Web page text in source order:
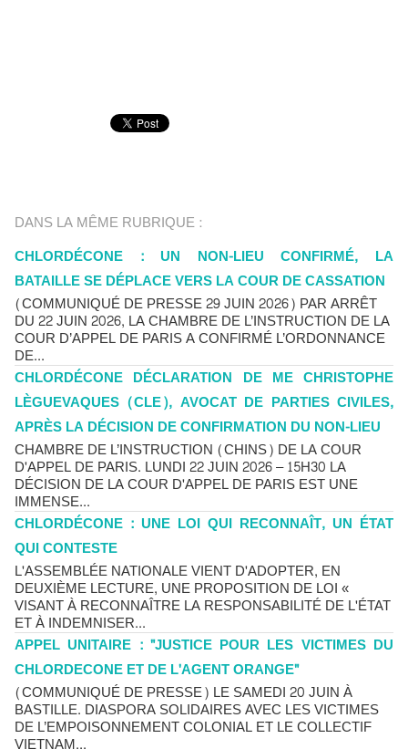
DANS LA MÊME RUBRIQUE :
CHLORDÉCONE : UN NON-LIEU CONFIRMÉ, LA
BATAILLE SE DÉPLACE VERS LA COUR DE CASSATION
(COMMUNIQUÉ DE PRESSE 29 JUIN 2026) PAR ARRÊT
DU 22 JUIN 2026, LA CHAMBRE DE L’INSTRUCTION DE LA
COUR D’APPEL DE PARIS A CONFIRMÉ L’ORDONNANCE
DE...
CHLORDÉCONE DÉCLARATION DE ME CHRISTOPHE
LÈGUEVAQUES (CLE), AVOCAT DE PARTIES CIVILES,
APRÈS LA DÉCISION DE CONFIRMATION DU NON-LIEU
CHAMBRE DE L’INSTRUCTION (CHINS) DE LA COUR
D'APPEL DE PARIS. LUNDI 22 JUIN 2026 – 15H30 LA
DÉCISION DE LA COUR D'APPEL DE PARIS EST UNE
IMMENSE...
CHLORDÉCONE : UNE LOI QUI RECONNAÎT, UN ÉTAT
QUI CONTESTE
L'ASSEMBLÉE NATIONALE VIENT D'ADOPTER, EN
DEUXIÈME LECTURE, UNE PROPOSITION DE LOI «
VISANT À RECONNAÎTRE LA RESPONSABILITÉ DE L'ÉTAT
ET À INDEMNISER...
APPEL UNITAIRE : "JUSTICE POUR LES VICTIMES DU
CHLORDECONE ET DE L'AGENT ORANGE"
(COMMUNIQUÉ DE PRESSE) LE SAMEDI 20 JUIN À
BASTILLE. DIASPORA SOLIDAIRES AVEC LES VICTIMES
DE L’EMPOISONNEMENT COLONIAL ET LE COLLECTIF